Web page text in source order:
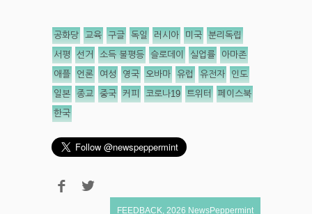
공화당 교육 구글 독일 러시아 미국 분리독립
서평 선거 소득 불평등 슬로데이 실업률 아마존
애플 언론 여성 영국 오바마 유럽 유전자 인도
일본 종교 중국 커피 코로나19 트위터 페이스북
한국
FEEDBACK 2026 NewsPeppermint